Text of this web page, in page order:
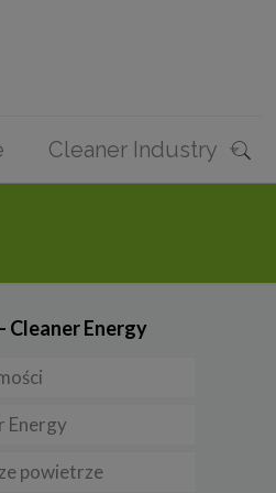
Cleaner Industry
Cleaner Energy
Energy
powietrze